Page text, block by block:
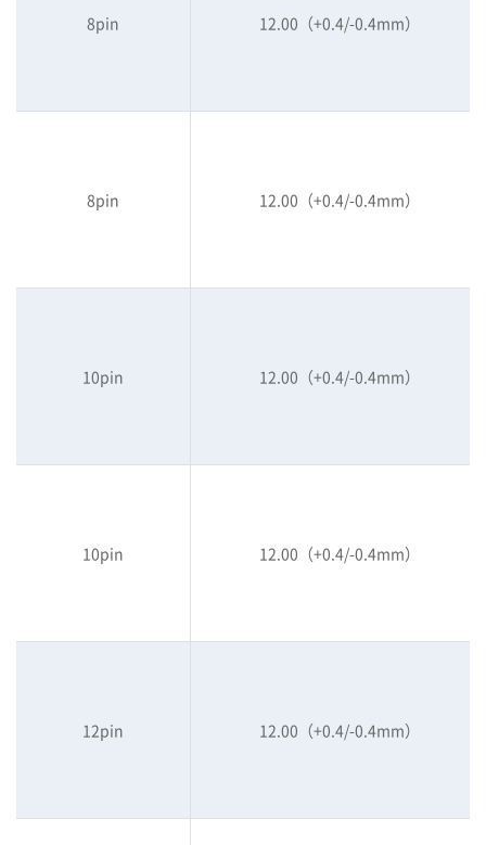
8pin 12.00（+0.4/-0.4mm）
8pin 12.00（+0.4/-0.4mm）
10pin 12.00（+0.4/-0.4mm）
10pin 12.00（+0.4/-0.4mm）
12pin 12.00（+0.4/-0.4mm）